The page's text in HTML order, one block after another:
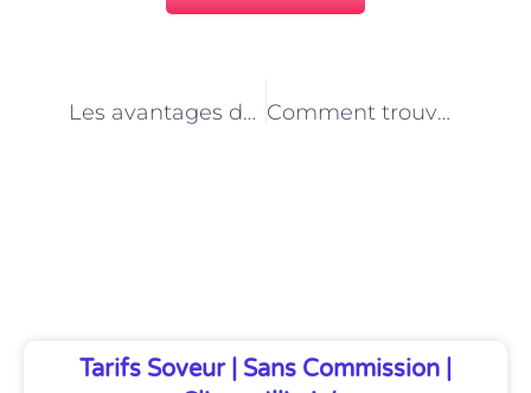
Les avantages de la kinésiologie pour votre bien-être Comment trouver les meilleurs praticiens en hypnose à Paris ?
Tarifs Soveur | Sans Commission |